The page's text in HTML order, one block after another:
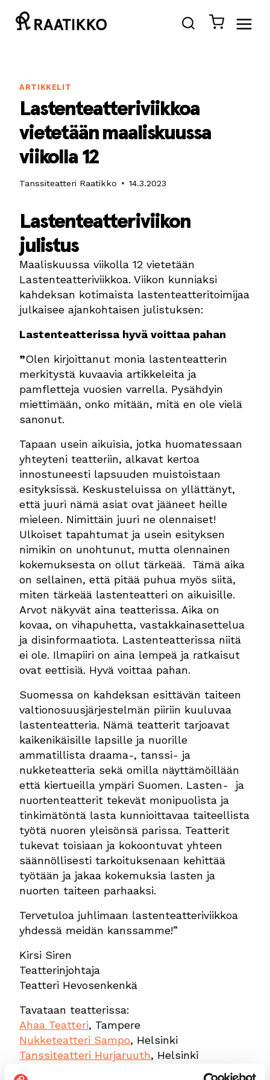
sisältöön
ARTIKKELIT
Lastenteatteriviikkoa
vietetään maaliskuussa
viikolla 12
Tanssiteatteri Raatikko 14.3.2023
Lastenteatteriviikon
julistus
Maaliskuussa viikolla 12 vietetään
Lastenteatteriviikkoa. Viikon kunniaksi
kahdeksan kotimaista lastenteatteritoimijaa
julkaisee ajankohtaisen julistuksen:
Lastenteatterissa hyvä voittaa pahan
”Olen kirjoittanut monia lastenteatterin
merkitystä kuvaavia artikkeleita ja
pamfletteja vuosien varrella. Pysähdyin
miettimään, onko mitään, mitä en ole vielä
sanonut.
Tapaan usein aikuisia, jotka huomatessaan
yhteyteni teatteriin, alkavat kertoa
innostuneesti lapsuuden muistoistaan
esityksissä. Keskusteluissa on yllättänyt,
että juuri nämä asiat ovat jääneet heille
mieleen. Nimittäin juuri ne olennaiset!
Ulkoiset tapahtumat ja usein esityksen
nimikin on unohtunut, mutta olennainen
kokemuksesta on ollut tärkeää. Tämä aika
on sellainen, että pitää puhua myös siitä,
miten tärkeää lastenteatteri on aikuisille.
Arvot näkyvät aina teatterissa. Aika on
kovaa, on vihapuhetta, vastakkainasettelua
ja disinformaatiota. Lastenteatterissa niitä
ei ole. Ilmapiiri on aina lempeä ja ratkaisut
ovat eettisiä. Hyvä voittaa pahan.
Suomessa on kahdeksan esittävän taiteen
valtionosuusjärjestelmän piiriin kuuluvaa
lastenteatteria. Nämä teatterit tarjoavat
kaikenikäisille lapsille ja nuorille
ammatillista draama-, tanssi- ja
nukketeatteria sekä omilla näyttämöillään
että kiertueilla ympäri Suomen. Lasten- ja
nuortenteatterit tekevät monipuolista ja
tinkimätöntä lasta kunnioittavaa taiteellista
työtä nuoren yleisönsä parissa. Teatterit
tukevat toisiaan ja kokoontuvat yhteen
säännöllisesti tarkoituksenaan kehittää
työtään ja jakaa kokemuksia lasten ja
nuorten taiteen parhaaksi.
Tervetuloa juhlimaan lastenteatteriviikkoa
yhdessä meidän kanssamme!”
Kirsi Siren
Teatterinjohtaja
Teatteri Hevosenkenkä
Tavataan teatterissa:
Ahaa Teatteri, Tampere
Nukketeatteri Sampo, Helsinki
Tanssiteatteri Hurjaruuth, Helsinki